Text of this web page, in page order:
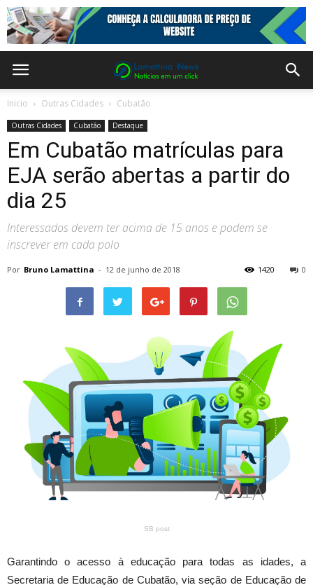
Inicio Outras Cidades Cubatão
Outras Cidades Cubatão Destaque
Em Cubatão matrículas para
EJA serão abertas a partir do
dia 25
Interessados devem ter acima de 15 anos e podem se
inscrever em cada polo
Por Bruno Lamattina - 12 de junho de 2018 0
1420
SB post
Garantindo o acesso à educação para todas as idades, a
Secretaria de Educação de Cubatão, via seção de Educação de